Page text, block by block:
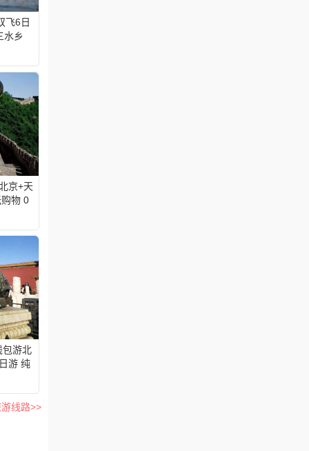
飞6日
水乡
京+天
物 0
包游北
游 纯
线路>>